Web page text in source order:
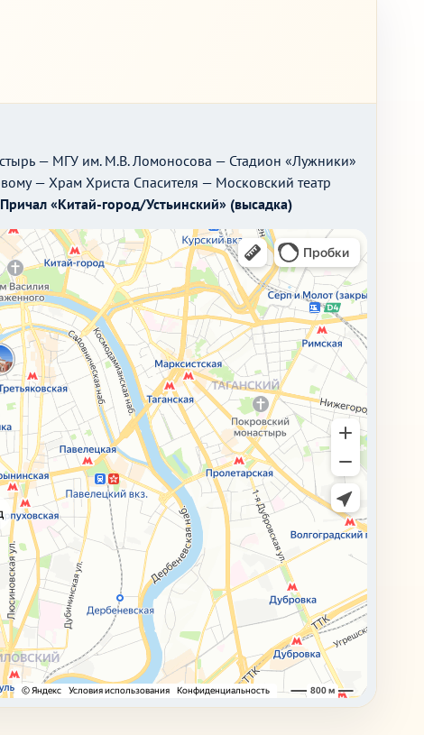
— МГУ им. М.В. Ломоносова — Стадион «Лужники»
— Храм Христа Спасителя — Московский театр
Причал «Китай-город/Устьинский» (высадка)